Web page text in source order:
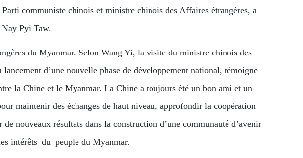
communiste chinois et ministre chinois des Affaires étrangères, a
Nay Pyi Taw.
du Myanmar. Selon Wang Yi, la visite du ministre chinois des
d’une nouvelle phase de développement national, témoigne
la Chine et le Myanmar. La Chine a toujours été un bon ami et un
maintenir des échanges de haut niveau, approfondir la coopération
nouveaux résultats dans la construction d’une communauté d’avenir
intérêts du peuple du Myanmar.